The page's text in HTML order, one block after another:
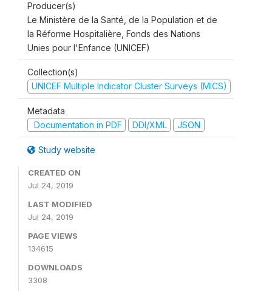
Producer(s)
Le Ministère de la Santé, de la Population et de
la Réforme Hospitalière, Fonds des Nations
Unies pour l'Enfance (UNICEF)
Collection(s)
UNICEF Multiple Indicator Cluster Surveys (MICS)
Metadata
Documentation in PDF
DDI/XML JSON
Study website
CREATED ON
Jul 24, 2019
LAST MODIFIED
Jul 24, 2019
PAGE VIEWS
134615
DOWNLOADS
3308